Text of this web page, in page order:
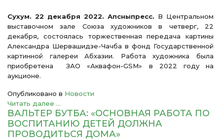
Сухум. 22 декабря 2022. Апсныпресс. В Центральном
выставочном зале Союза художников в четверг, 22
декабря, состоялась торжественная передача картины
Александра Шервашидзе-Чачба в фонд Государственной
картинной галереи Абхазии. Работа художника была
приобретена ЗАО «Аквафон-GSM» в 2022 году на
аукционе.
Опубликовано в Новости
Читать далее ...
ВАЛЬТЕР БУТБА: «ОСНОВНАЯ РАБОТА ПО
ВОСПИТАНИЮ ДЕТЕЙ ДОЛЖНА
ПРОВОДИТЬСЯ ДОМА»